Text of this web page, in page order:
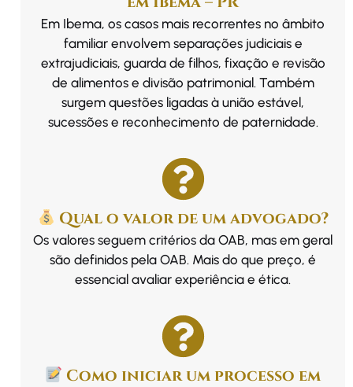
Em Ibema, os casos mais recorrentes no âmbito
familiar envolvem separações judiciais e
extrajudiciais, guarda de filhos, fixação e revisão
de alimentos e divisão patrimonial. Também
surgem questões ligadas à união estável,
sucessões e reconhecimento de paternidade.
Qual o valor de um advogado?
Os valores seguem critérios da OAB, mas em geral
são definidos pela OAB. Mais do que preço, é
essencial avaliar experiência e ética.
Como iniciar um processo em